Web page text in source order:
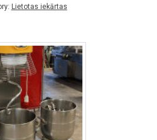
Lietotas iekārtas